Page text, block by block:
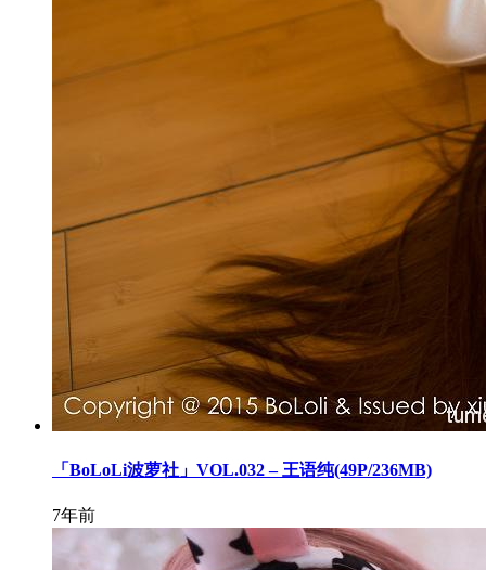
「BoLoLi波萝社」VOL.032 – 王语纯(49P/236MB)
7年前